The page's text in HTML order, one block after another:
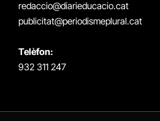
redaccio@diarieducacio.cat
publicitat@periodismeplural.cat
Telèfon:
932 311 247